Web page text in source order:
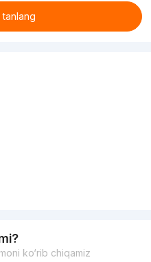
tanlang
ko‘rib chiqamiz